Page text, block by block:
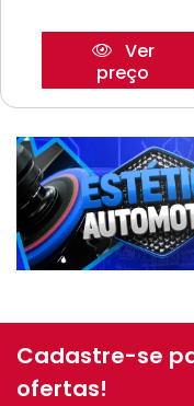
Ver
preço
Cadastre-se
ofertas!